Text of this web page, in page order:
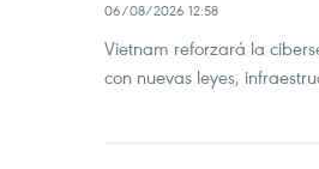
06/08/2026 12:58
Vietnam reforzará la
con nuevas leyes,